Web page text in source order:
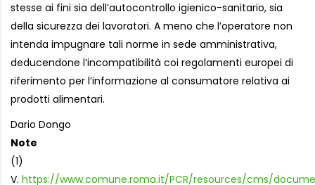
stesse ai fini sia dell’autocontrollo igienico-sanitario, sia
della sicurezza dei lavoratori. A meno che l’operatore non
intenda impugnare tali norme in sede amministrativa,
deducendone l’incompatibilità coi regolamenti europei di
riferimento per l’informazione al consumatore relativa ai
prodotti alimentari.
Dario Dongo
Note
(1)
V. https://www.comune.roma.it/PCR/resources/cms/